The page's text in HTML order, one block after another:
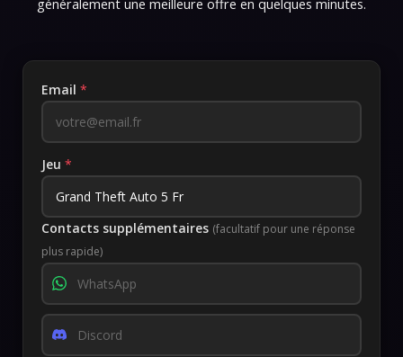
généralement une meilleure offre en quelques minutes.
Email *
Jeu *
Contacts supplémentaires (facultatif pour une réponse
plus rapide)